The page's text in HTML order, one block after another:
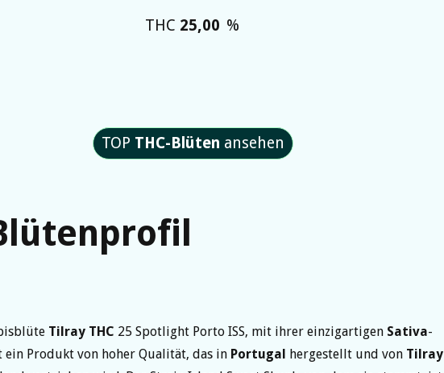
THC 25,00 %
TOP THC-Blüten ansehen
Tilray THC 25 Spotlight Porto ISS, mit ihrer einzigartigen Sativa-
ein Produkt von hoher Qualität, das in Portugal hergestellt und von Tilray